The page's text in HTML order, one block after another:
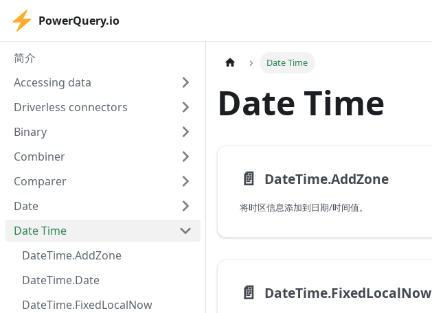
PowerQuery.io
简介
Accessing data
Driverless connectors
Binary
Combiner
Comparer
Date
Date Time
DateTime.AddZone
DateTime.Date
DateTime.FixedLocalNow
Date Time
Date Time
📄️ DateTime.AddZone
将时区信息添加到日期/时间值。
📄️ DateTime.FixedLocalNow